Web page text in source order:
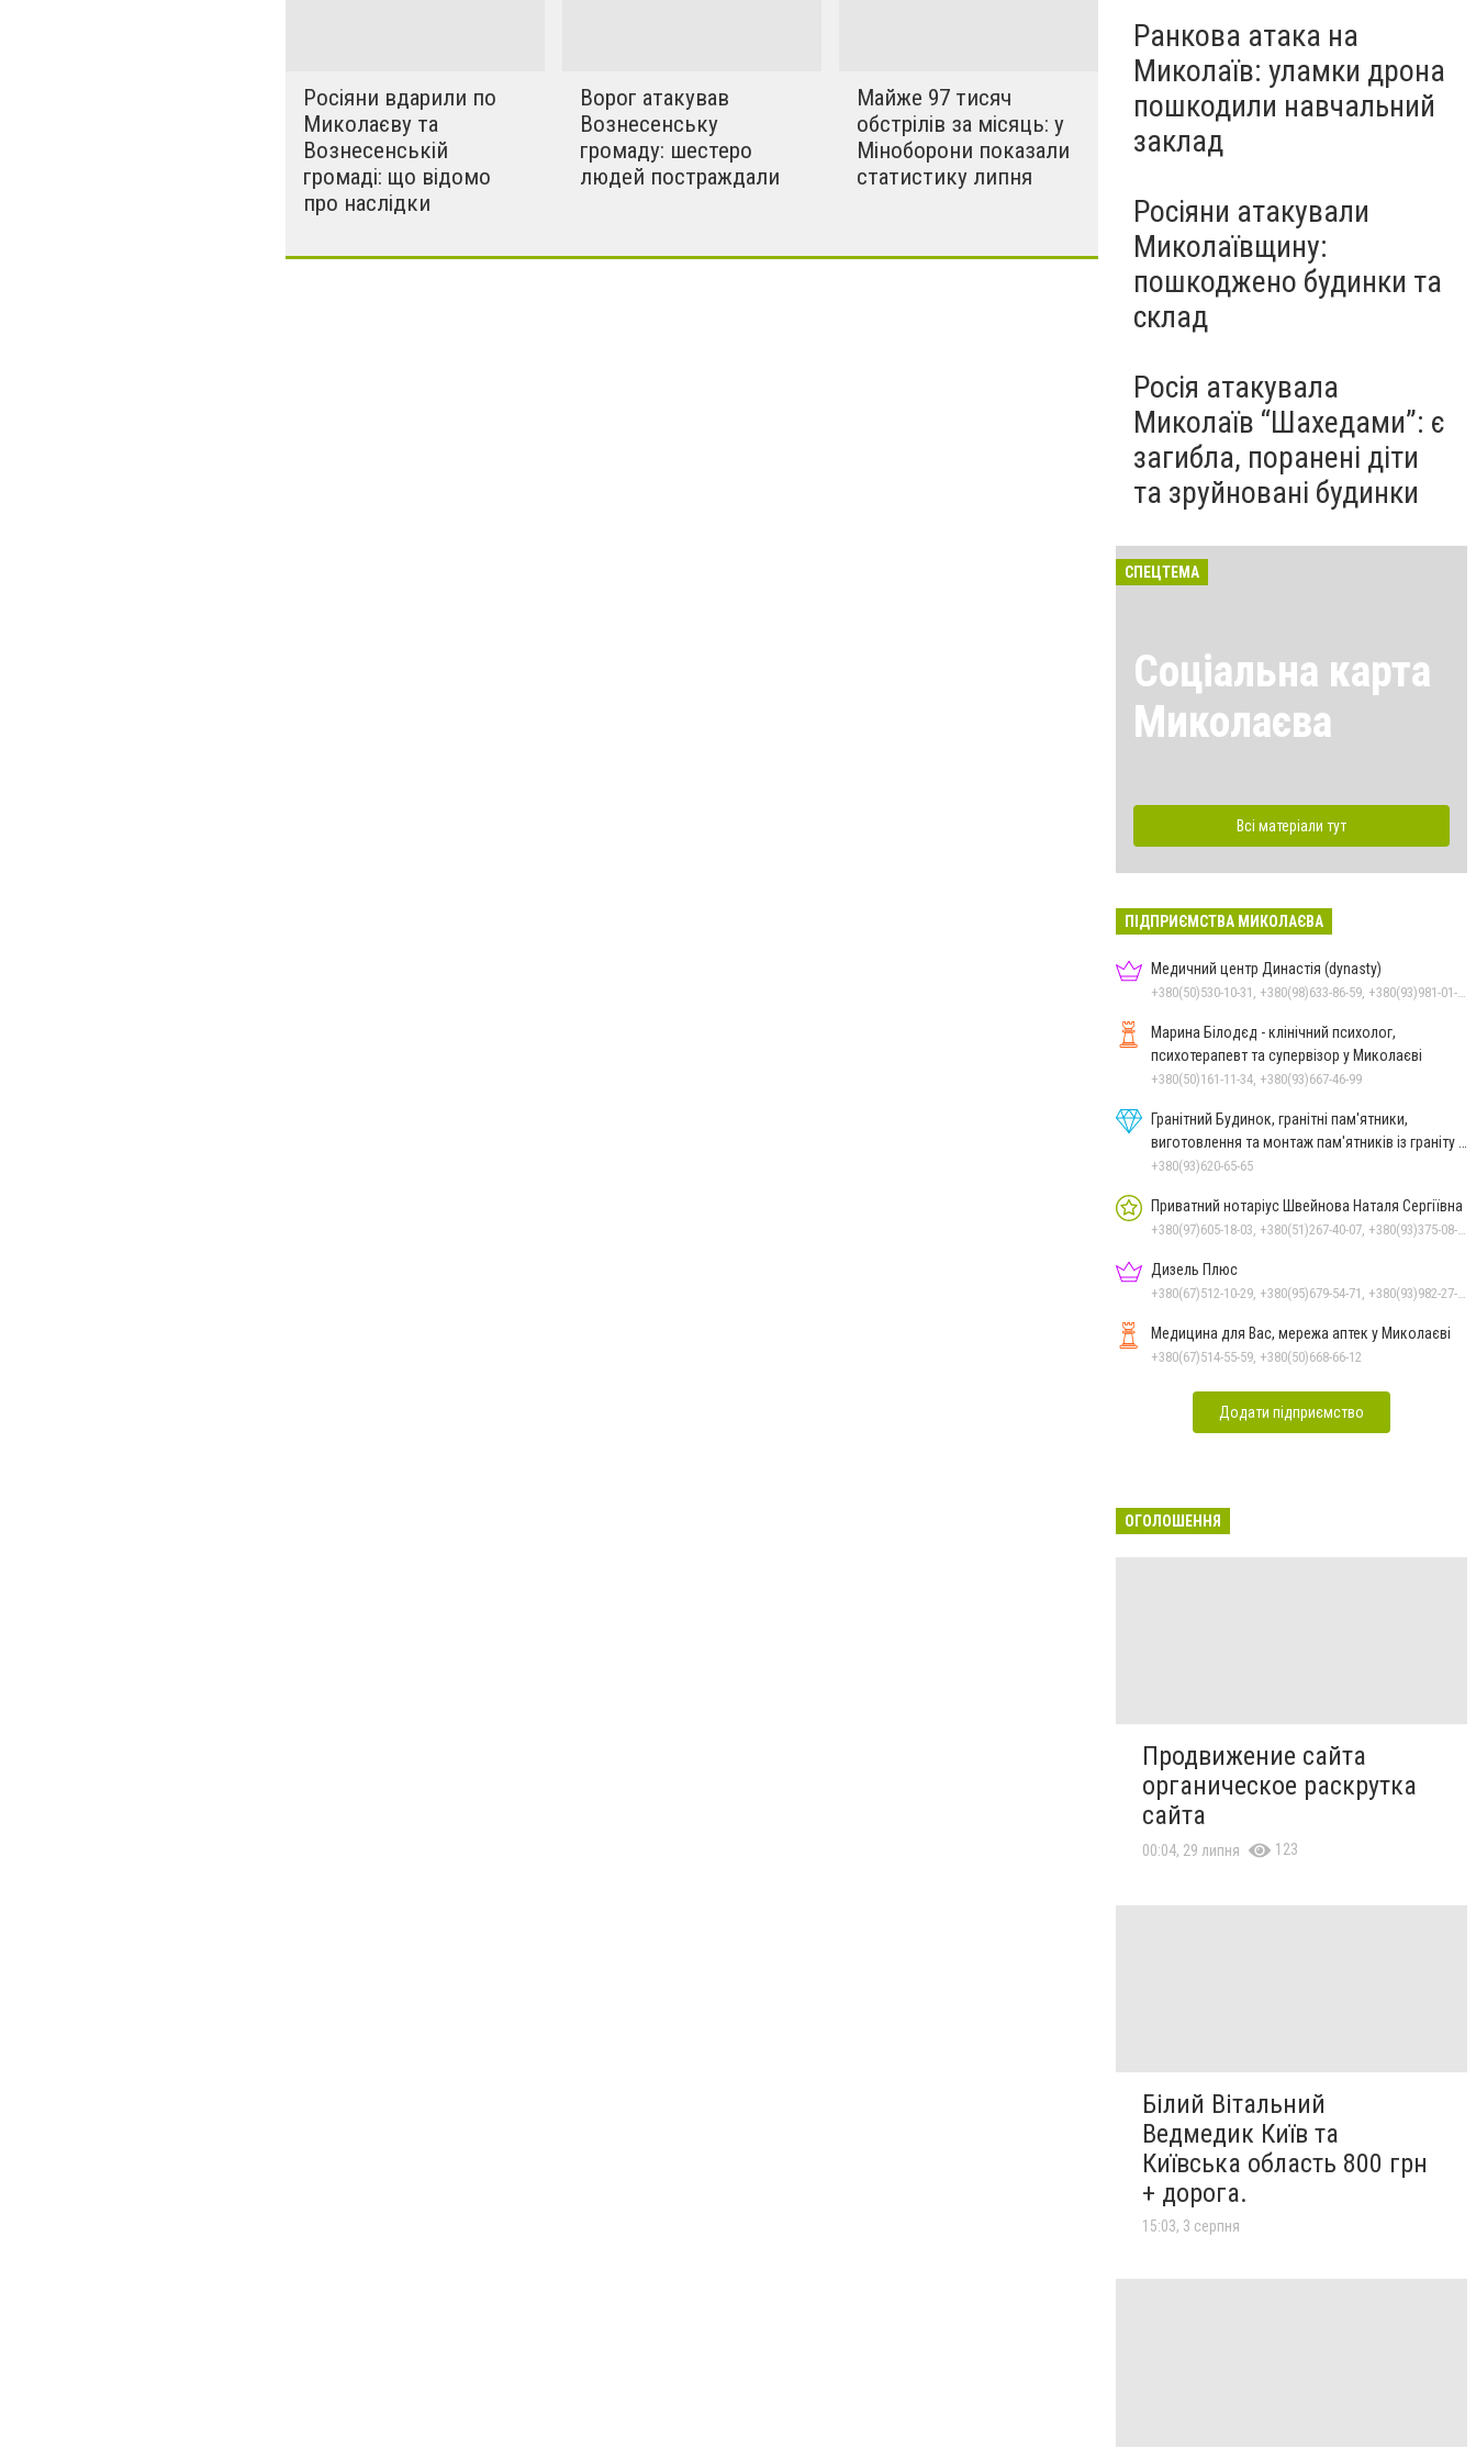
Росіяни вдарили по
Миколаєву та
Вознесенській
громаді: що відомо
про наслідки
Ворог атакував
Вознесенську
громаду: шестеро
людей постраждали
Майже 97 тисяч
обстрілів за місяць: у
Міноборони показали
статистику липня
Ранкова атака на
Миколаїв: уламки дрона
пошкодили навчальний
заклад
Росіяни атакували
Миколаївщину:
пошкоджено будинки та
склад
Росія атакувала
Миколаїв “Шахедами”: є
загибла, поранені діти
та зруйновані будинки
СПЕЦТЕМА
Соціальна карта
Миколаєва
Всі матеріали тут
ПІДПРИЄМСТВА МИКОЛАЄВА
Медичний центр Династія (dynasty)
Марина Білодєд - клінічний психолог,
психотерапевт та супервізор у Миколаєві
+380(50)161-11-34, +380(93)667-46-99
Гранітний Будинок, гранітні пам'ятники,
виготовлення та монтаж пам'ятників із граніту в
Миколаєві
+380(93)620-65-65
Приватний нотаріус Швейнова Наталя Сергіївна
Дизель Плюс
Медицина для Вас, мережа аптек у Миколаєві
+380(67)514-55-59, +380(50)668-66-12
Додати підприємство
ОГОЛОШЕННЯ
Продвижение сайта
органическое раскрутка
сайта
00:04, 29 липня 123
Білий Вітальний
Ведмедик Київ та
Київська область 800 грн
+ дорога.
15:03, 3 серпня